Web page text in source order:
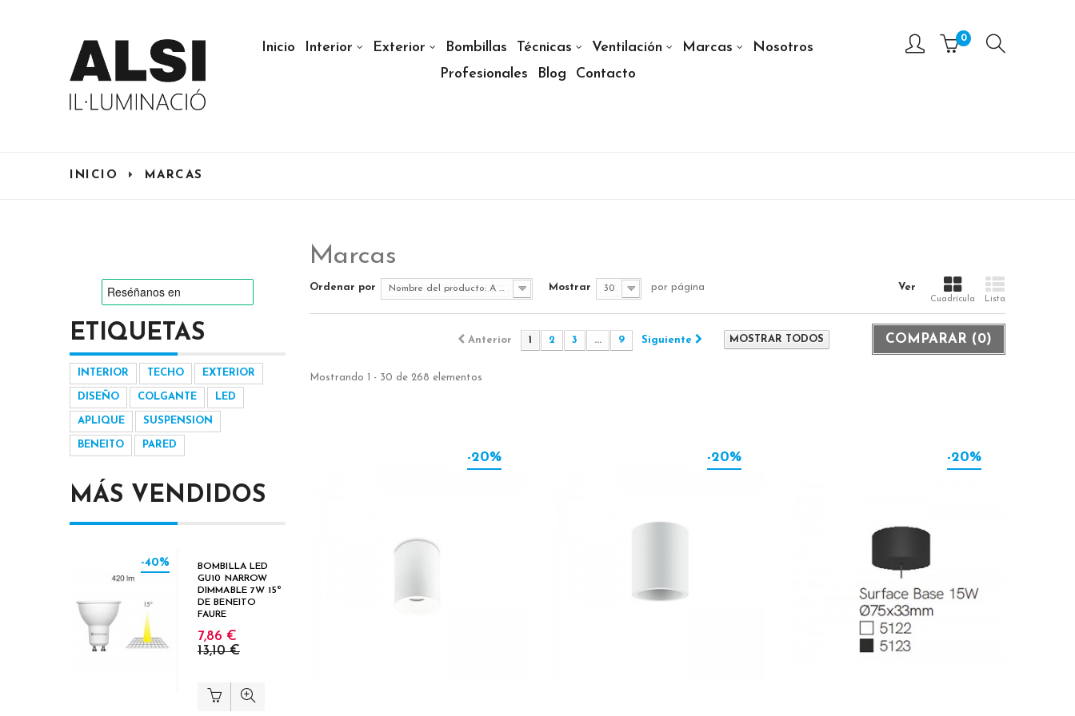
0
Inicio Interior Exterior Bombillas Técnicas Ventilación Marcas
Nosotros
Profesionales
Blog Contacto
INICIO MARCAS
ETIQUETAS
INTERIOR TECHO EXTERIOR
DISEÑO COLGANTE LED
APLIQUE SUSPENSION
BENEITO PARED
MÁS VENDIDOS
-40%
BOMBILLA LED
GU10 NARROW
DIMMABLE 7W 15º
DE BENEITO
FAURE
7,86 €
13,10 €
9,61 €
-40%
THESSIS DE
17,94 €
29,90 €
Marcas
Ver
Cuadrícula Lista
Ordenar por Nombre del producto: A a Z Mostrar 30 por página
COMPARAR (0)
MOSTRAR TODOS
Anterior 1 2 3 ... 9 Siguiente
Mostrando 1 - 30 de 268 elementos
-20% -20% -20%